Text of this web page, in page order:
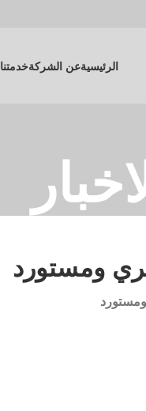
الرئيسيةعن الشركةخدمتنا
ومستورد